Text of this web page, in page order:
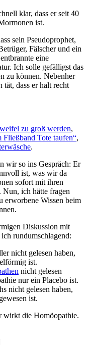
klar, dass er seit 40
ist.
sein Pseudoprophet,
Fälscher und ein
eine
Ich solle gefälligst das
zu können. Nebenher
tät, dass er halt recht
zu groß werden,
Tote taufen“,
.
wir so ins Gespräch: Er
ist, was wir da
sofort mit ihren
Nun, ich hätte fragen
erworbene Wissen beim
Diskussion mit
rundumschlagend:
nicht gelesen haben,
ist.
nicht gelesen
nur ein Placebo ist.
nicht gelesen haben,
ist.
wirkt die Homöopathie.